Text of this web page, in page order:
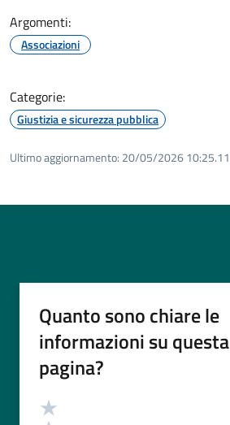
Argomenti:
Associazioni
Categorie:
Giustizia e sicurezza pubblica
Ultimo aggiornamento: 20/05/2026 10:25.11
Quanto sono chiare le
informazioni su questa
pagina?
Valutazione